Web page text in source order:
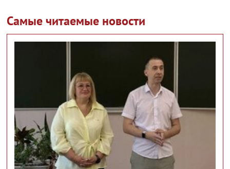
Самые читаемые новости